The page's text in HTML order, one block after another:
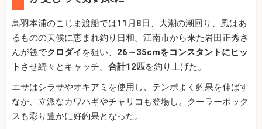
鳥羽本浦のこじま渡船では11月8日、大潮の潮回り、風はあ
るものの天候に恵まれ釣り日和。江南市から来た岩田正秀さ
んが筏でクロダイ を狙い、 26～35cmをコンスタントにヒッ
ト させ続々とキャッチ。 合計12匹を釣り上げた。
エサはシラサやオキアミを使用し、テンポよく釣果を伸ばす
なか、立派なカワハギやチャリコも登場し。クーラーボック
スも彩り豊かに好釣果となった。